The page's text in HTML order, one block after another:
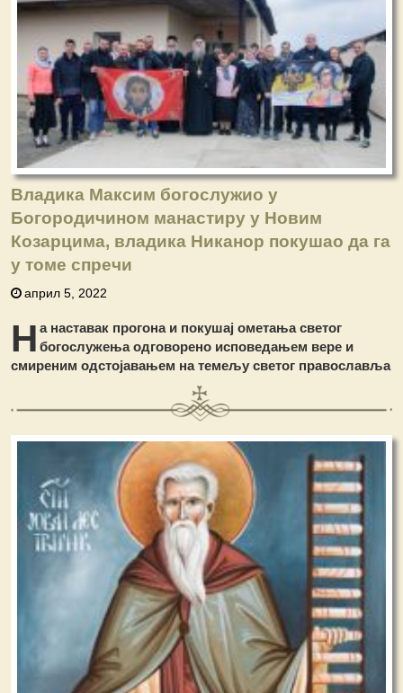
Владика Максим богослужио у
Богородичином манастиру у Новим
Козарцима, владика Никанор покушао да га
у томе спречи
април 5, 2022
Н а наставак прогона и покушај ометања светог
богослужења одговорено исповедањем вере и
смиреним одстојавањем на темељу светог православља